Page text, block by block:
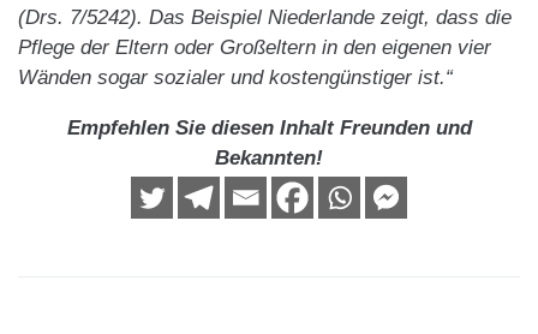
(Drs. 7/5242). Das Beispiel Niederlande zeigt, dass die
Pflege der Eltern oder Großeltern in den eigenen vier
Wänden sogar sozialer und kostengünstiger ist.“
Empfehlen Sie diesen Inhalt Freunden und
Bekannten!